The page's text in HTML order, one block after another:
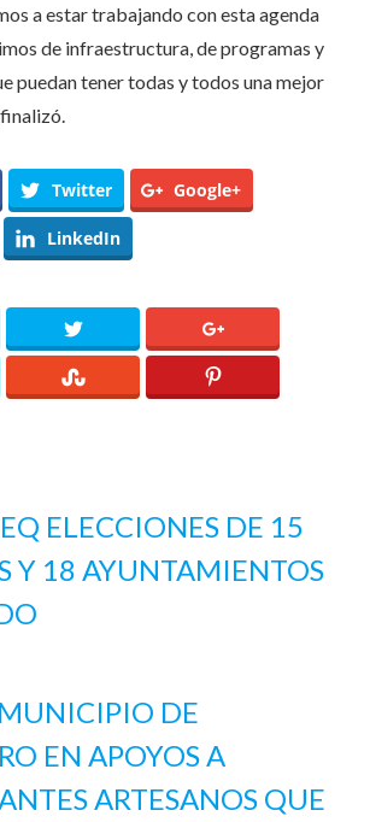
a estar trabajando con esta agenda
de infraestructura, de programas y
puedan tener todas y todos una mejor
Twitter Google+
LinkedIn
ELECCIONES DE 15
Y 18 AYUNTAMIENTOS
DE
EN APOYOS A
ARTESANOS QUE